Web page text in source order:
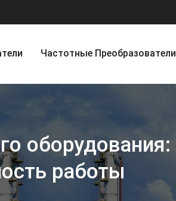
Частотные Преобразователи
оборудования:
работы